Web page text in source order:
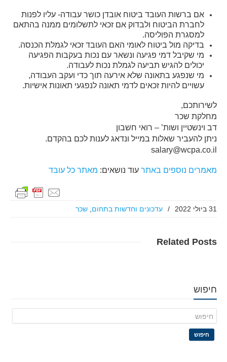
אם ברשות העובד ביטוח אובדן כושר עבודה- עליו לפנות
לחברת הביטוח ולבדוק אם זכאי לתשלומים ממנה בהתאם
למסגרת הפוליסה.
בדיקה מול ביטוח לאומי האם העובד זכאי לגמלת הכנסה.
מי שקיבל דמי פגיעה ונשאר עם נכות בעקבות הפגיעה
יכולים להגיש תביעה לגמלת נכות לעבודה.
מי שנפגע בתאונה שלא אירעה תוך כדי ועקב העבודה,
עשויים להיות זכאים לדמי תאונה לנפגעי תאונות אישיות.
לשירותכם,
מחלקת שכר
דב וינשטיין ושות’ – רואי חשבון
ניתן להעביר שאלות במייל ונדאג לענות לכם בהקדם.
salary@wcpa.co.il
מאמרים נוספים באתר עוד נושאים: מאתר כל עובד
31 ביולי 2022 / עדכונים וחדשות בתחום שכר
Related Posts
חיפוש
חיפוש